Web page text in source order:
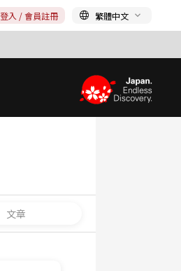
登入 / 會員註冊 繁體中文
文章